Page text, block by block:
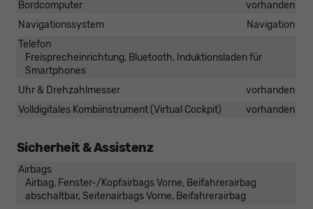
Bordcomputer
vorhanden
Navigationssystem
Navigation
Telefon
Freisprecheinrichtung, Bluetooth, Induktionsladen für
Smartphones
Uhr & Drehzahlmesser
vorhanden
Volldigitales Kombiinstrument (Virtual Cockpit)
vorhanden
Sicherheit & Assistenz
Airbags
Airbag, Fenster-/Kopfairbags Vorne, Beifahrerairbag
abschaltbar, Seitenairbags Vorne, Beifahrerairbag